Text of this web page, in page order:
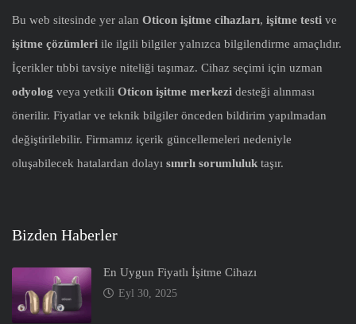
Bu web sitesinde yer alan Oticon işitme cihazları, işitme testi ve
işitme çözümleri ile ilgili bilgiler yalnızca bilgilendirme amaçlıdır.
İçerikler tıbbi tavsiye niteliği taşımaz. Cihaz seçimi için uzman
odyolog veya yetkili Oticon işitme merkezi desteği alınması
önerilir. Fiyatlar ve teknik bilgiler önceden bildirim yapılmadan
değiştirilebilir. Firmamız içerik güncellemeleri nedeniyle
oluşabilecek hatalardan dolayı sınırlı sorumluluk taşır.
Bizden Haberler
En Uygun Fiyatlı İşitme Cihazı
Eyl 30, 2025